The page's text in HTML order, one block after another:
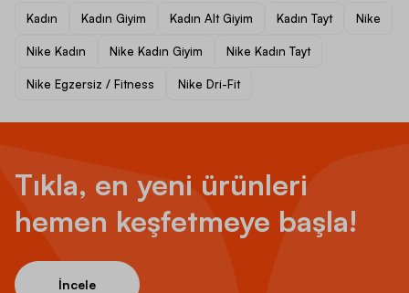
Kadın Kadın Giyim Kadın Alt Giyim Kadın Tayt Nike
Nike Kadın Nike Kadın Giyim Nike Kadın Tayt
Nike Egzersiz / Fitness Nike Dri-Fit
Tıkla, en yeni ürünleri
hemen keşfetmeye başla!
İncele